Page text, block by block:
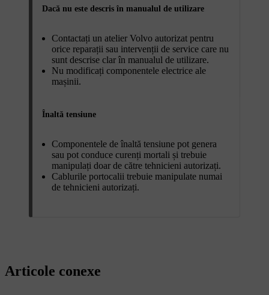
Dacă nu este descris în manualul de utilizare
Contactați un atelier Volvo autorizat pentru
orice reparații sau intervenții de service care nu
sunt descrise clar în manualul de utilizare.
Nu modificați componentele electrice ale
mașinii.
Înaltă tensiune
Componentele de înaltă tensiune pot genera
sau pot conduce curenți mortali și trebuie
manipulați doar de către tehnicieni autorizați.
Cablurile portocalii trebuie manipulate numai
de tehnicieni autorizați.
Articole conexe